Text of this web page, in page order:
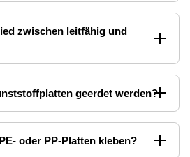
zwischen leitfähig und
geerdet werden?
oder PP-Platten kleben?